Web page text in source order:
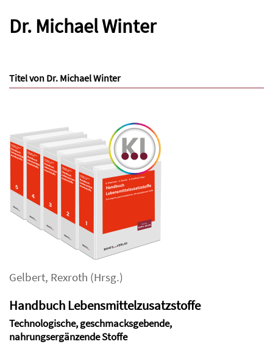
Dr. Michael Winter
Titel von Dr. Michael Winter
Gelbert, Rexroth (Hrsg.)
Handbuch Lebensmittelzusatzstoffe
Technologische, geschmacksgebende,
nahrungsergänzende Stoffe